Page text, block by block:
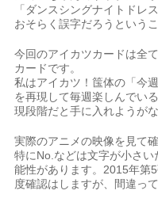
「ダンスシングナイトドレ
おそらく誤字だろうという
今回のアイカツカードは全
カードです。
私はアイカツ！筺体の「今
を再現して毎週楽しんでい
現段階だと手に入れようが
実際のアニメの映像を見て
特にNo.などは文字が小さ
能性があります。2015年第
度確認はしますが、間違っ